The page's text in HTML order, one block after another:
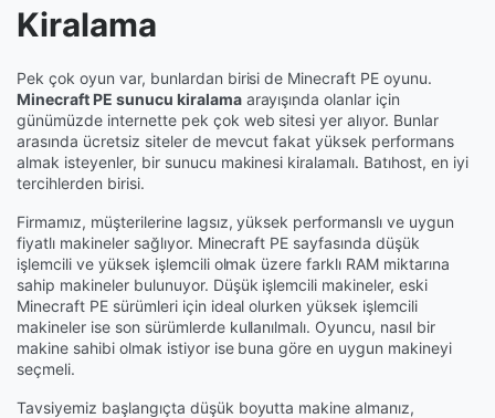
Kiralama
Pek çok oyun var, bunlardan birisi de Minecraft PE oyunu.
Minecraft PE sunucu kiralamaarayışında olanlar için
günümüzde internette pek çok web sitesi yer alıyor. Bunlar
arasında ücretsiz siteler de mevcut fakat yüksek performans
almak isteyenler, bir sunucu makinesi kiralamalı. Batıhost, en iyi
tercihlerden birisi.
Firmamız, müşterilerine lagsız, yüksek performanslı ve uygun
fiyatlı makineler sağlıyor. Minecraft PE sayfasında düşük
işlemcili ve yüksek işlemcili olmak üzere farklı RAM miktarına
sahip makineler bulunuyor. Düşük işlemcili makineler, eski
Minecraft PE sürümleri için ideal olurken yüksek işlemcili
makineler ise son sürümlerde kullanılmalı. Oyuncu, nasıl bir
makine sahibi olmak istiyor ise buna göre en uygun makineyi
seçmeli.
Tavsiyemiz başlangıçta düşük boyutta makine almanız,